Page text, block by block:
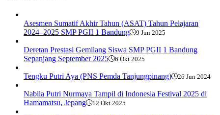
Asesmen Sumatif Akhir Tahun (ASAT) Tahun Pelajaran
2024–2025 SMP PGII 1 Bandung
9 Jun 2025
Deretan Prestasi Gemilang Siswa SMP PGII 1 Bandung
Sepanjang September 2025
6 Okt 2025
Tengku Putri Aya (PNS Pemda Tanjungpinang) 26 Jun 2024
Nabila Putri Nurmaya Tampil di Indonesia Festival 2025 di
Hamamatsu, Jepang
12 Okt 2025